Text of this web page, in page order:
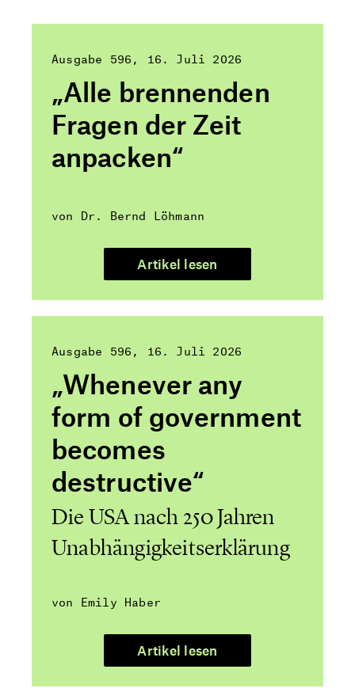
Ausgabe 596 16. Juli 2026
„Alle brennenden
Fragen der Zeit
anpacken“
von Dr. Bernd Löhmann
Artikel lesen
Ausgabe 596 16. Juli 2026
„Whenever any
form of government
becomes
destructive“
Die USA nach 250 Jahren
Unabhängigkeitserklärung
von Emily Haber
Artikel lesen